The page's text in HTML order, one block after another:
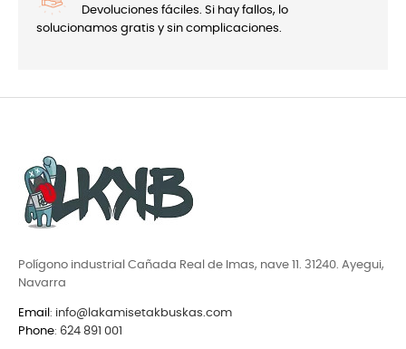
Devoluciones fáciles. Si hay fallos, lo
solucionamos gratis y sin complicaciones.
Polígono industrial Cañada Real de Imas, nave 11. 31240. Ayegui,
Navarra
Email : info@lakamisetakbuskas.com
Phone: 624 891 001